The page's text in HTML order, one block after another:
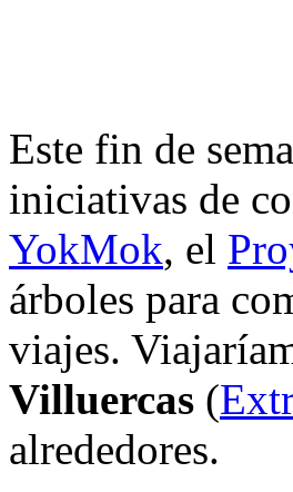
Este fin de
iniciativas de
YokMok, el
árboles para
viajes.
Villuercas (
alrededores.